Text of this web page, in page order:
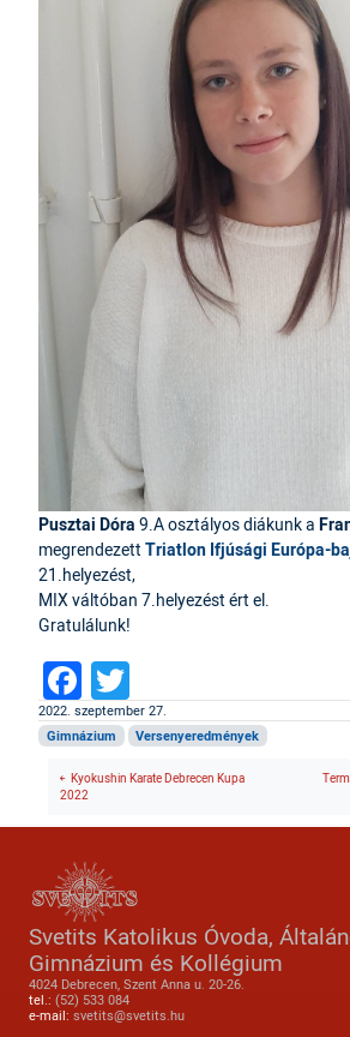
Pusztai Dóra 9.A osztályos diákunk a
megrendezett Triatlon Ifjúsági Európa-
21.helyezést,
MIX váltóban 7.helyezést ért el.
Gratulálunk!
Facebook
2022. szeptember 27.
Gimnázium Versenyeredmények
Kyokushin Karate Debrecen Kupa
2022
Svetits Katolikus Óvoda,
Gimnázium és Kollégium
4024 Debrecen, Szent Anna u. 20-26.
tel.: (52) 533 084
e-mail: svetits@svetits.hu